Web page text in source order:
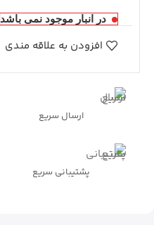
در انبار موجود نمی باشد
افزودن به علاقه مندی
ارسال سریع
پشتیبانی سریع